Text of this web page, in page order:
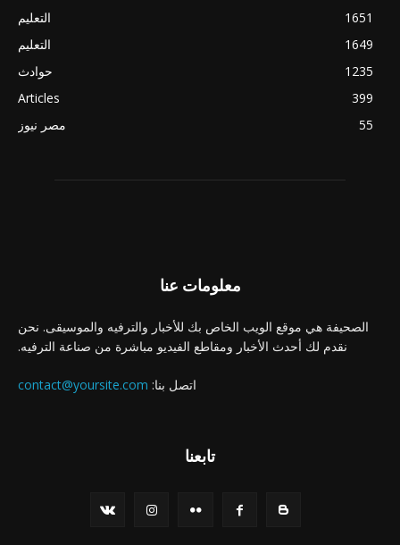
التعليم
1651
التعليم
1649
حوادث
1235
Articles
399
مصر نيوز
55
معلومات عنا
الصحيفة هي موقع الويب الخاص بك للأخبار والترفيه والموسيقى. نحن
نقدم لك أحدث الأخبار ومقاطع الفيديو مباشرة من صناعة الترفيه.
اتصل بنا: contact@yoursite.com
تابعنا